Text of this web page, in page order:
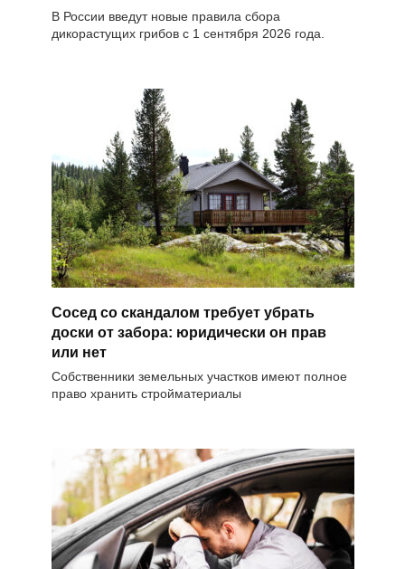
В России введут новые правила сбора
дикорастущих грибов с 1 сентября 2026 года.
Сосед со скандалом требует убрать
доски от забора: юридически он прав
или нет
Собственники земельных участков имеют полное
право хранить стройматериалы